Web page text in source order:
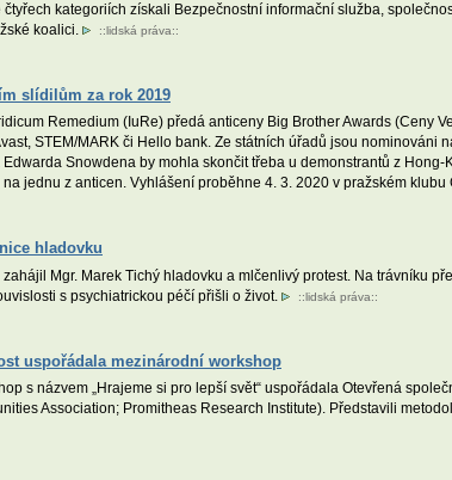
kategoriích získali Bezpečnostní informační služba,
koalici.
:: lidská práva::
slídilům za rok 2019
Remedium (IuRe) předá anticeny Big Brother Awards (Ceny
STEM/MARK či Hello bank. Ze státních úřadů jsou nominováni
Snowdena by mohla skončit třeba u demonstrantů z
jednu z anticen. Vyhlášení proběhne 4. 3. 2020 v pražském klubu
hladovku
Mgr. Marek Tichý hladovku a mlčenlivý protest. Na trávníku
s psychiatrickou péčí přišli o život.
::lidská práva::
uspořádala mezinárodní workshop
s názvem „Hrajeme si pro lepší svět“ uspořádala Otevřená
Association; Promitheas Research Institute). Představili